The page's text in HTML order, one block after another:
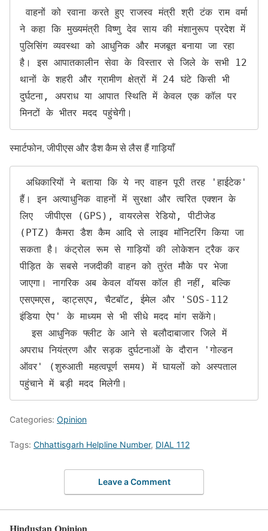
​वाहनों को रवाना करते हुए राजस्व मंत्री श्री टंक राम वर्मा
ने कहा कि मुख्यमंत्री विष्णु देव साय की मंशानुरूप प्रदेश में
पुलिसिंग व्यवस्था को आधुनिक और मजबूत बनाया जा रहा
है। इस आपातकालीन सेवा के विस्तार से जिले के सभी 12
थानों के शहरी और ग्रामीण क्षेत्रों में 24 घंटे किसी भी
दुर्घटना, अपराध या आपात स्थिति में केवल एक कॉल पर
मिनटों के भीतर मदद पहुंचेगी।
​स्मार्टफोन, जीपीएस और डैश कैम से लैस हैं गाड़ियाँ
हैं। इन अत्याधुनिक वाहनों में सुरक्षा और त्वरित एक्शन के
लिए  जीपीएस (GPS), वायरलेस रेडियो, पीटीजेड
(PTZ) कैमरा डैश कैम आदि से लाइव मॉनिटरिंग किया जा
सकता है। कंट्रोल रूम से गाड़ियों की लोकेशन ट्रैक कर
पीड़ित के सबसे नजदीकी वाहन को तुरंत मौके पर भेजा
जाएगा। नागरिक अब केवल वॉयस कॉल ही नहीं, बल्कि
एसएमएस, व्हाट्सएप, चैटबॉट, ईमेल और 'SOS-112
इंडिया ऐप' के माध्यम से भी सीधे मदद मांग सकेंगे।
  ​इस आधुनिक फ्लीट के आने से बलौदाबाजार जिले में
अपराध नियंत्रण और सड़क दुर्घटनाओं के दौरान 'गोल्डन
ऑवर' (शुरुआती महत्वपूर्ण समय) में घायलों को अस्पताल
पहुंचाने में बड़ी मदद मिलेगी।
Categories: Opinion
Tags: Chhattisgarh Helpline Number, DIAL 112
Leave a Comment